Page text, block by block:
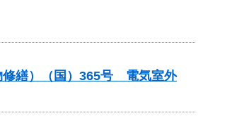
修繕）（国）365号 電気室外